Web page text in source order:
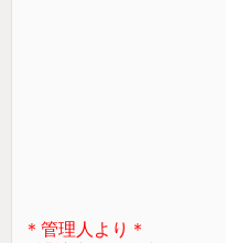
＊管理人より＊